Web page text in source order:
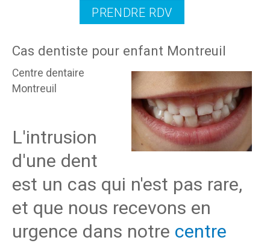
PRENDRE RDV
Cas dentiste pour enfant Montreuil
Centre dentaire
Montreuil
L'intrusion
d'une dent
est un cas qui n'est pas rare,
et que nous recevons en
urgence dans notre centre